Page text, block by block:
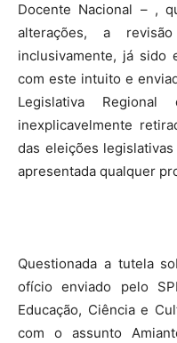
Docente Nacional – ,
alterações, a
inclusivamente, já sido
com este intuito e
Legislativa
inexplicavelmente
das eleições
apresentada qualquer
Questionada a tutela
ofício enviado pelo
Educação, Ciência e
com o assunto